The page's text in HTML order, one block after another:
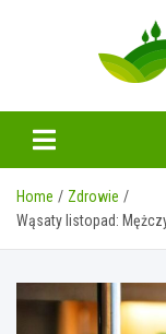
Home
Zdrowie
Wąsaty listopad: